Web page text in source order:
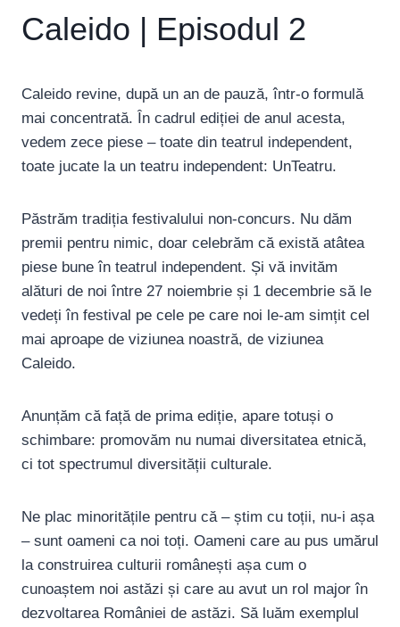
Caleido | Episodul 2
Caleido revine, după un an de pauză, într-o formulă
mai concentrată. În cadrul ediției de anul acesta,
vedem zece piese – toate din teatrul independent,
toate jucate la un teatru independent: UnTeatru.
Păstrăm tradiția festivalului non-concurs. Nu dăm
premii pentru nimic, doar celebrăm că există atâtea
piese bune în teatrul independent. Și vă invităm
alături de noi între 27 noiembrie și 1 decembrie să le
vedeți în festival pe cele pe care noi le-am simțit cel
mai aproape de viziunea noastră, de viziunea
Caleido.
Anunțăm că față de prima ediție, apare totuși o
schimbare: promovăm nu numai diversitatea etnică,
ci tot spectrumul diversității culturale.
Ne plac minoritățile pentru că – știm cu toții, nu-i așa
– sunt oameni ca noi toți. Oameni care au pus umărul
la construirea culturii românești așa cum o
cunoaștem noi astăzi și care au avut un rol major în
dezvoltarea României de astăzi. Să luăm exemplul